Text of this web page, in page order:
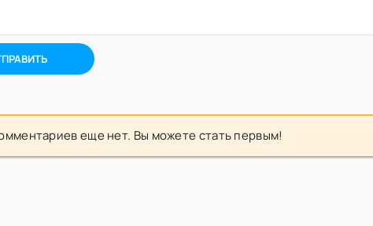
еще нет. Вы можете стать первым!